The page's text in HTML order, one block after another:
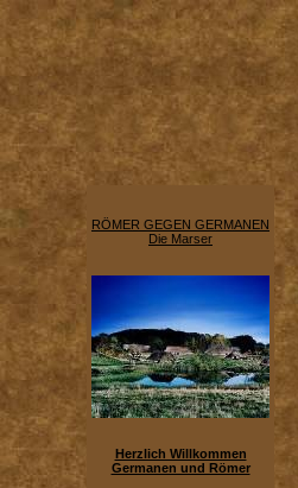
RÖMER GEGEN GERMANEN
Die Marser
Herzlich Willkommen
Germanen und Römer